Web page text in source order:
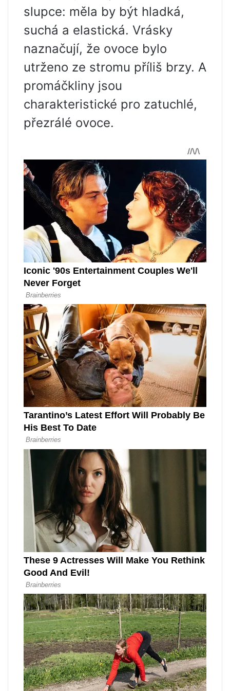
slupce: měla by být hladká,
suchá a elastická. Vrásky
naznačují, že ovoce bylo
utrženo ze stromu příliš brzy. A
promáčkliny jsou
charakteristické pro zatuchlé,
přezrálé ovoce.